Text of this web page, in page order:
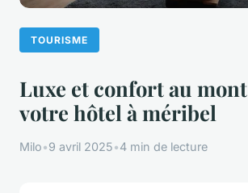
TOURISME
Luxe et confort au
votre hôtel à méribel
Milo•9 avril 2025•4 min de lecture